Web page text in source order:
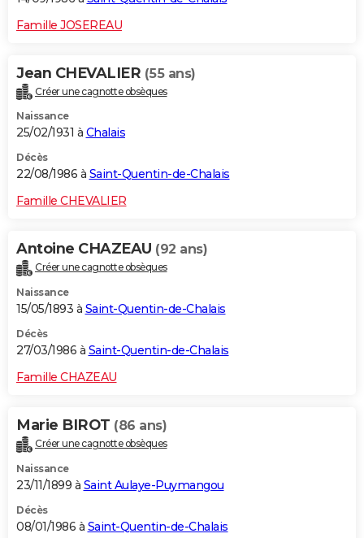
Famille JOSEREAU
Jean CHEVALIER (55 ans)
Créer une cagnotte obsèques
Naissance
25/02/1931 à Chalais
Décès
22/08/1986 à Saint-Quentin-de-Chalais
Famille CHEVALIER
Antoine CHAZEAU (92 ans)
Créer une cagnotte obsèques
Naissance
15/05/1893 à Saint-Quentin-de-Chalais
Décès
27/03/1986 à Saint-Quentin-de-Chalais
Famille CHAZEAU
Marie BIROT (86 ans)
Créer une cagnotte obsèques
Naissance
23/11/1899 à Saint Aulaye-Puymangou
Décès
08/01/1986 à Saint-Quentin-de-Chalais